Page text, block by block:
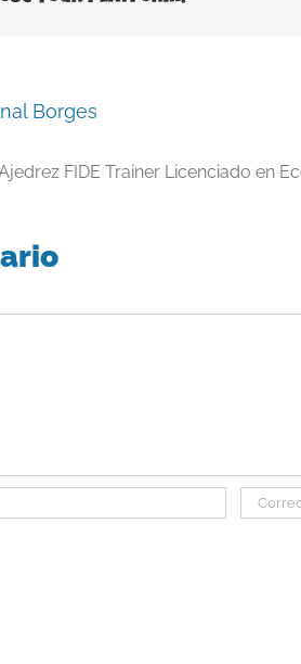
Borges
FIDE Trainer Licenciado en